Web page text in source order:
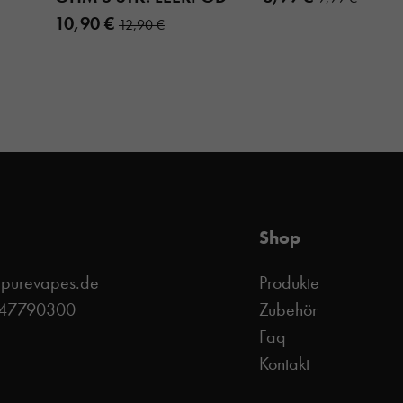
10,90 € 12,90 €
Shop
Produkte
Zubehör
Faq
Kontakt